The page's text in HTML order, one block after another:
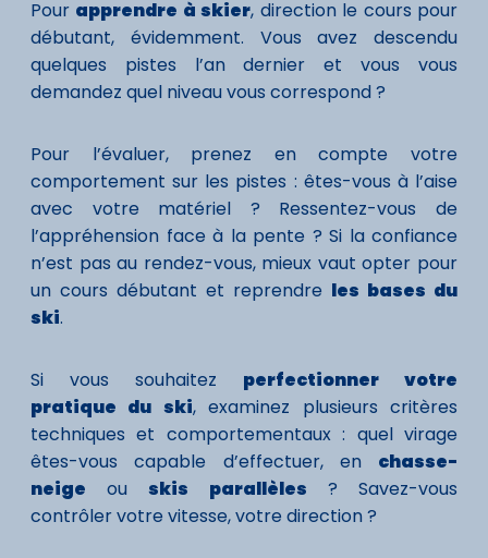
Pour apprendre à skier, direction le cours pour
débutant, évidemment. Vous avez descendu
quelques pistes l’an dernier et vous vous
demandez quel niveau vous correspond ?
Pour l’évaluer, prenez en compte votre
comportement sur les pistes : êtes-vous à l’aise
avec votre matériel ? Ressentez-vous de
l’appréhension face à la pente ? Si la confiance
n’est pas au rendez-vous, mieux vaut opter pour
un cours débutant et reprendre les bases du
ski.
Si vous souhaitez perfectionner votre
pratique du ski, examinez plusieurs critères
techniques et comportementaux : quel virage
êtes-vous capable d’effectuer, en chasse-
neige ouskis parallèles ? Savez-vous
contrôler votre vitesse, votre direction ?